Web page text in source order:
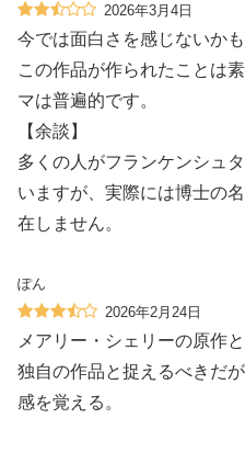
2026年3月4日
今では面白さを感じないか
この作品が作られたことは
マは普遍的です。
【余談】
多くの人がフランケンシュ
いますが、実際には博士の
在しません。
ぽん
2026年2月24日
メアリー・シェリーの原作
独自の作品と捉えるべきだ
感を覚える。